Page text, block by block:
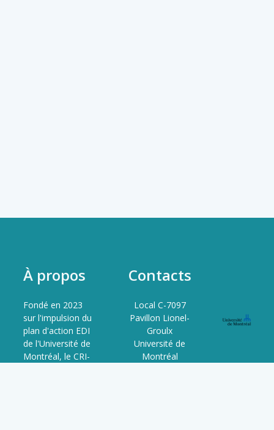
À propos
Fondé en 2023
sur l'impulsion du
plan d'action EDI
de l'Université de
Montréal, le CRI-
Contacts
Local C-7097
Pavillon Lionel-
Groulx
Université de
Montréal